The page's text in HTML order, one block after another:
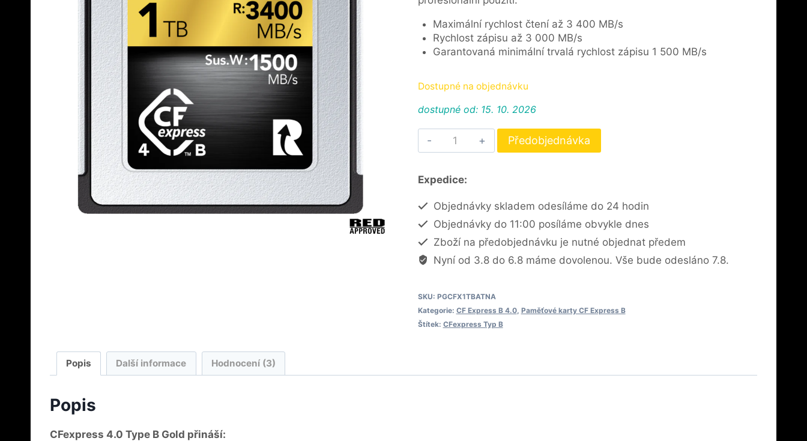
Maximální rychlost čtení až 3 400 MB/s
Rychlost zápisu až 3 000 MB/s
Garantovaná minimální trvalá rychlost zápisu 1 500 MB/s
Dostupné na objednávku
dostupné od: 15. 10. 2026
ProGrade
Type
4.0
Gold
1TB
množství
Předobjednávka
Expedice:
Objednávky skladem odesíláme do 24 hodin
Objednávky do 11:00 posíláme obvykle dnes
Zboží na předobjednávku je nutné objednat předem
Nyní od 3.8 do 6.8 máme dovolenou. Vše bude odesláno 7.8.
SKU: PGCFX1TBATNA
Kategorie: CF Express B 4.0, Paměťové karty CF Express B
Štítek: CFexpress Typ B
Popis Další informace Hodnocení (3)
Popis
CFexpress 4.0 Type B Gold přináší: